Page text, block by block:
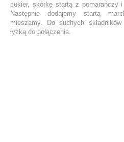
cukier, skórkę startą z pomarańczy
Następnie dodajemy startą
mieszamy. Do suchych
łyżką do połączenia.